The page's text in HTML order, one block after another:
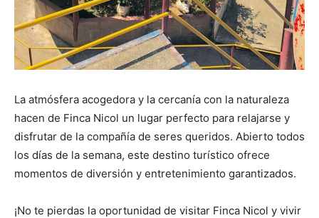
La atmósfera acogedora y la cercanía con la naturaleza
hacen de Finca Nicol un lugar perfecto para relajarse y
disfrutar de la compañía de seres queridos. Abierto todos
los días de la semana, este destino turístico ofrece
momentos de diversión y entretenimiento garantizados.
¡No te pierdas la oportunidad de visitar Finca Nicol y vivir